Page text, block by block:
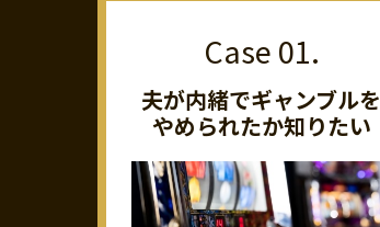
夫が内緒でギャンブルを
やめられたか知りたい